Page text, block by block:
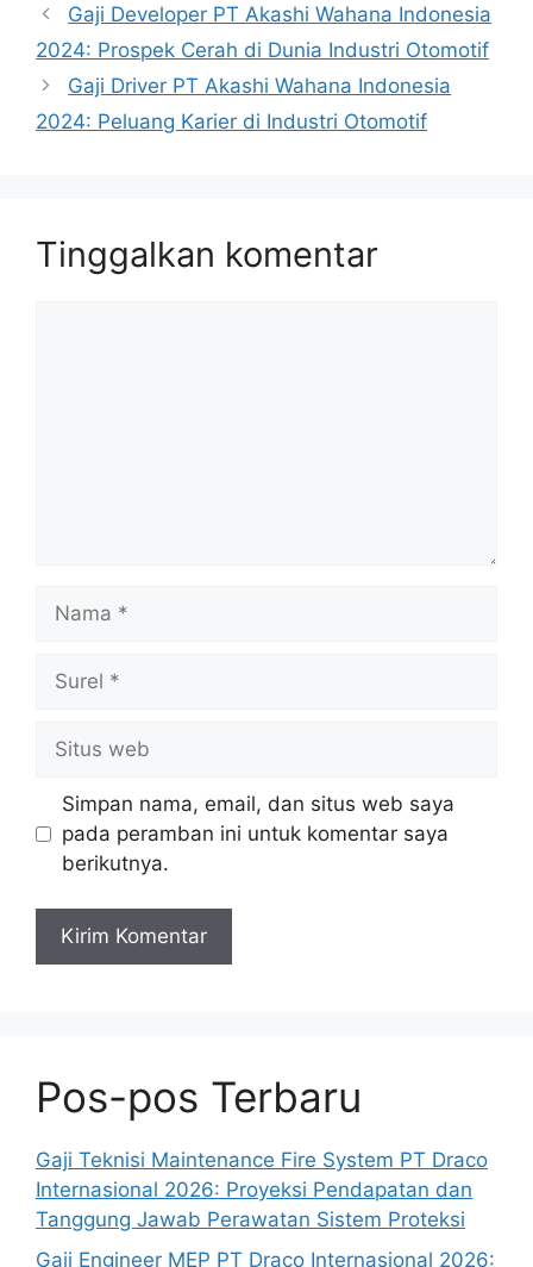
Gaji Developer PT Akashi Wahana Indonesia
2024: Prospek Cerah di Dunia Industri Otomotif
Gaji Driver PT Akashi Wahana Indonesia
2024: Peluang Karier di Industri Otomotif
Tinggalkan komentar
web
Simpan nama, email, dan situs web saya
pada peramban ini untuk komentar saya
berikutnya.
Pos-pos Terbaru
Gaji Teknisi Maintenance Fire System PT Draco
Internasional 2026: Proyeksi Pendapatan dan
Tanggung Jawab Perawatan Sistem Proteksi
Gaji Engineer MEP PT Draco Internasional 2026: